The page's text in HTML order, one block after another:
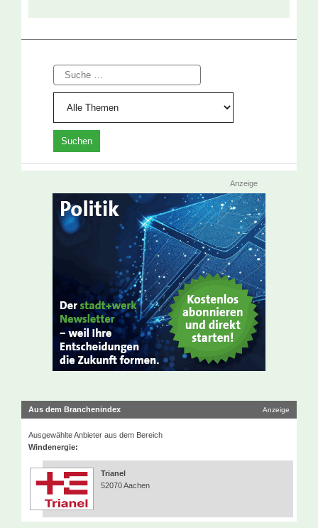
Suche
Anzeige
Aus dem Branchenindex Anzeige
Ausgewählte Anbieter aus dem Bereich
Windenergie:
Trianel
52070 Aachen